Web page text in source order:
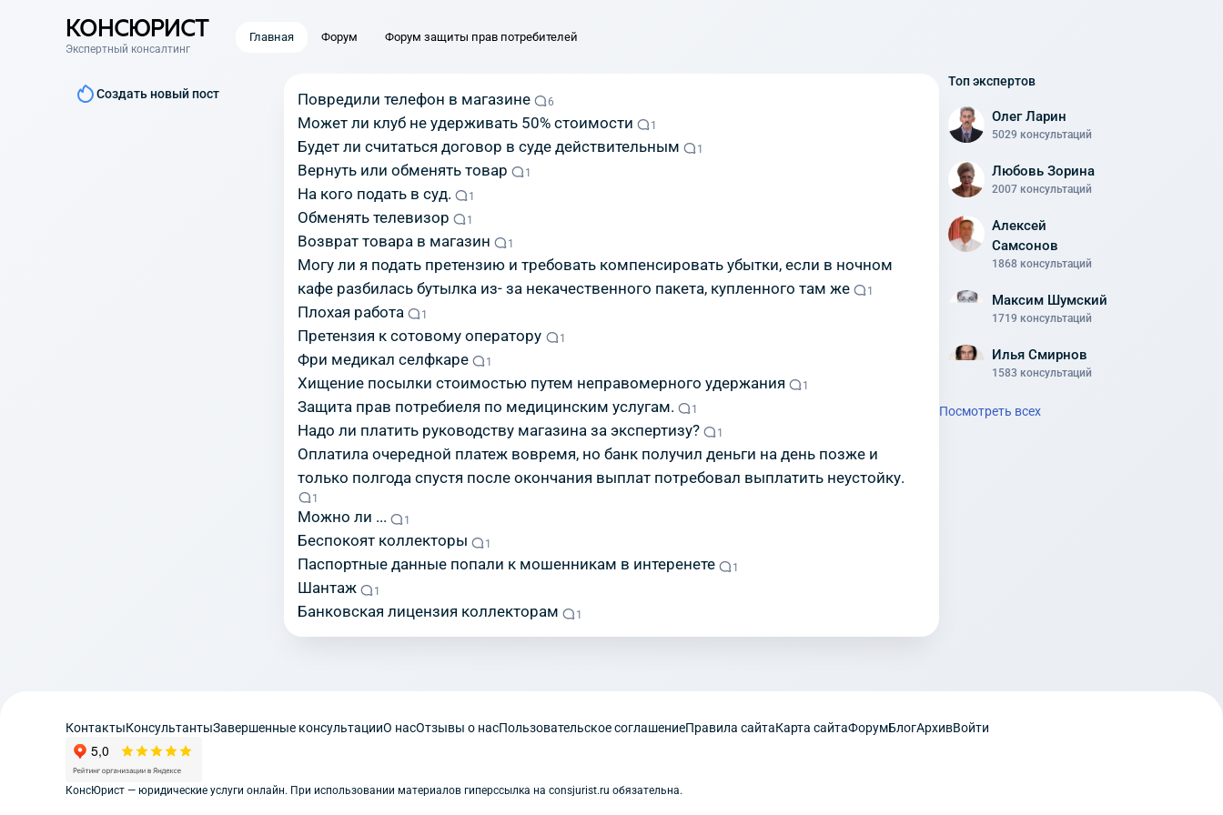
КОНСЮРИСТ
Экспертный консалтинг
Главная Форум Форум защиты прав потребителей
Создать новый пост Повредили телефон в магазине 6
Может ли клуб не удерживать 50% стоимости 1
Будет ли считаться договор в суде действительным 1
Вернуть или обменять товар 1
На кого подать в суд. 1
Обменять телевизор 1
Возврат товара в магазин 1
Могу ли я подать претензию и требовать компенсировать убытки, если в ночном
кафе разбилась бутылка из- за некачественного пакета, купленного там же
1
Плохая работа 1
Претензия к сотовому оператору 1
Фри медикал селфкаре 1
Хищение посылки стоимостью путем неправомерного удержания 1
Защита прав потребиеля по медицинским услугам. 1
Надо ли платить руководству магазина за экспертизу? 1
Оплатила очередной платеж вовремя, но банк получил деньги на день позже и
только полгода спустя после окончания выплат потребовал выплатить неустойку.
1
Можно ли ... 1
Беспокоят коллекторы 1
Паспортные данные попали к мошенникам в интеренете 1
Шантаж 1
Банковская лицензия коллекторам 1
Топ экспертов
Олег Ларин
5029 консультаций
Любовь Зорина
2007 консультаций
Алексей
Самсонов
1868 консультаций
Максим Шумский
1719 консультаций
Илья Смирнов
1583 консультаций
Посмотреть всех
КонтактыКонсультантыЗавершенные консультацииО насОтзывы о насПользовательское соглашениеПравила сайтаКарта сайтаФорумБлогАрхивВойти
КонсЮрист — юридические услуги онлайн. При использовании материалов гиперссылка на consjurist.ru обязательна.